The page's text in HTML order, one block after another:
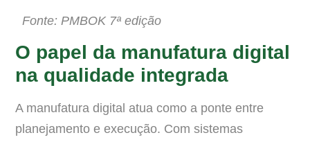
Fonte: PMBOK 7ª edição
O papel da manufatura digital
na qualidade integrada
A manufatura digital atua como a ponte entre
planejamento e execução. Com sistemas